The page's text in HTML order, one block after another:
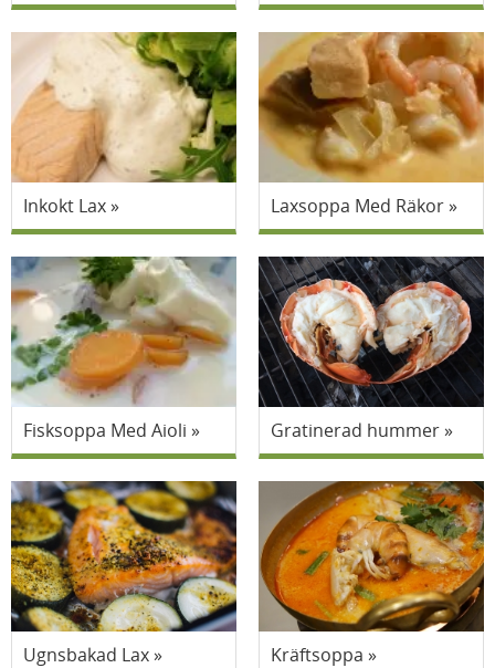
Inkokt Lax Laxsoppa Med Räkor
Fisksoppa Med Aioli Gratinerad hummer
Ugnsbakad Lax Kräftsoppa